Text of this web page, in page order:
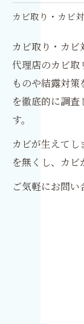
カビ取り・カビ
カビ取り・カ
代理店のカビ取
ものや結露対
を徹底的に調査
す。
カビが生えて
を無くし、カビ
ご気軽にお問い